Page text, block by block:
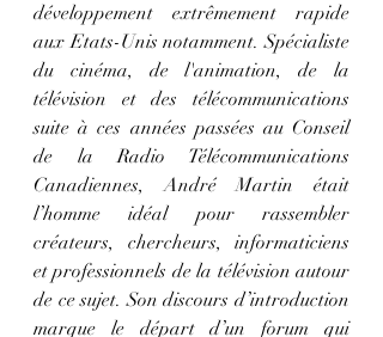
développement extrêmement rapide
aux Etats-Unis notamment. Spécialiste
du cinéma, de l'animation, de la
télévision et des télécommunications
suite à ces années passées au Conseil
de la Radio Télécommunications
Canadiennes, André Martin était
l’homme idéal pour rassembler
créateurs, chercheurs, informaticiens
et professionnels de la télévision autour
de ce sujet. Son discours d’introduction
marque le départ d’un forum qui